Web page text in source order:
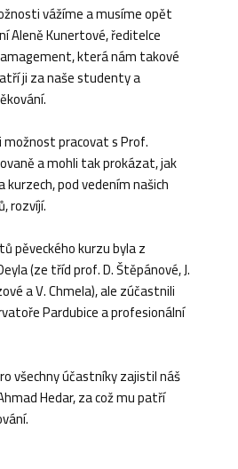
vážíme a musíme opět
Aleně Kunertové, ředitelce
která nám takové
ji za naše studenty a
pracovat s Prof.
a mohli tak prokázat, jak
pod vedením našich
rozvíjí.
pěveckého kurzu byla z
(ze tříd prof. D. Štěpánové, J.
a V. Chmela), ale zúčastnili
Pardubice a profesionální
všechny účastníky zajistil náš
Hedar, za což mu patří